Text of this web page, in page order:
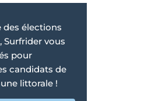
des élections
Surfrider vous
pour
candidats de
littorale !